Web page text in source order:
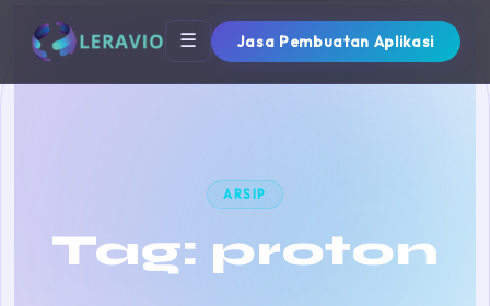
☰ Jasa Pembuatan Aplikasi
ARSIP
Tag: proton